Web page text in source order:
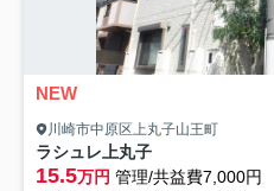
NEW
川崎市中原区上丸子山王町
ラシュレ上丸子
15.5万円 管理/共益費7,000円